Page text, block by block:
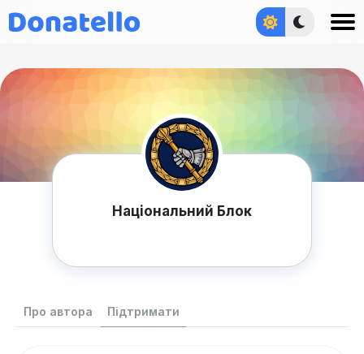
Національний Блок
Про автора Підтримати